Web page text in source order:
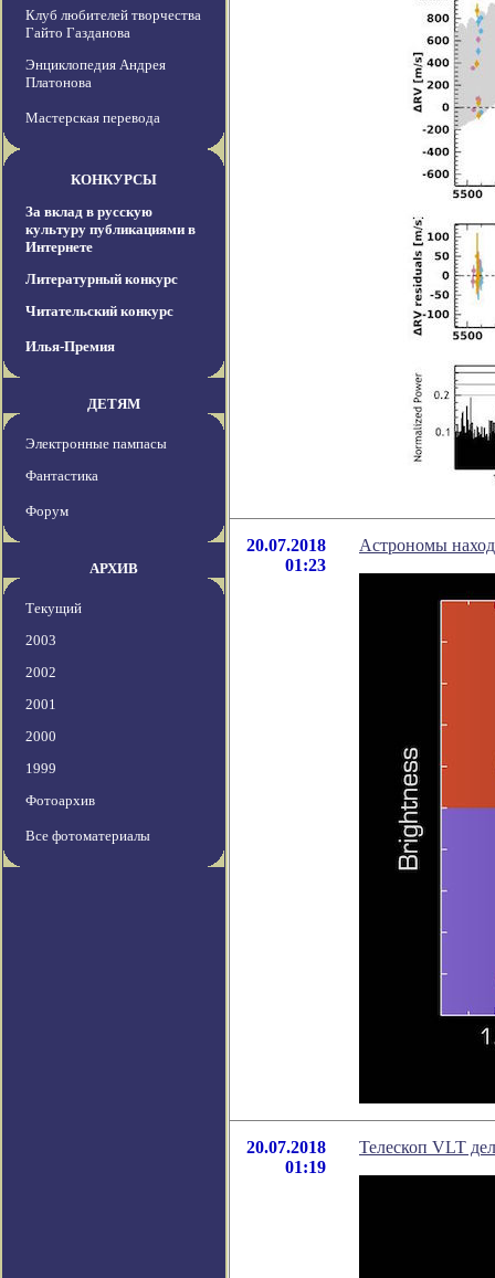
Клуб любителей творчества
Гайто Газданова
Энциклопедия Андрея
Платонова
Мастерская перевода
КОНКУРСЫ
За вклад в русскую
культуру публикациями в
Интернете
Литературный конкурс
Читательский конкурс
Илья-Премия
ДЕТЯМ
Электронные пампасы
Фантастика
Форум
АРХИВ
Текущий
2003
2002
2001
2000
1999
Фотоархив
Все фотоматериалы
20.07.2018
01:23
Астрономы
20.07.2018
01:19
Телескоп VLT